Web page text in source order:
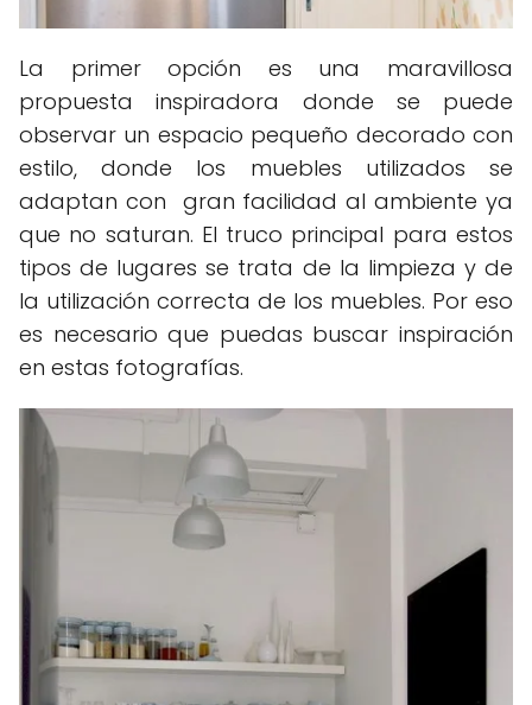
La primer opción es una maravillosa
propuesta inspiradora donde se puede
observar un espacio pequeño decorado con
estilo, donde los muebles utilizados se
adaptan con gran facilidad al ambiente ya
que no saturan. El truco principal para estos
tipos de lugares se trata de la limpieza y de
la utilización correcta de los muebles. Por eso
es necesario que puedas buscar inspiración
en estas fotografías.